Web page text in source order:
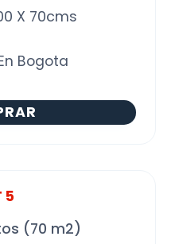
X 70cms
Bogota
5
(70 m2)